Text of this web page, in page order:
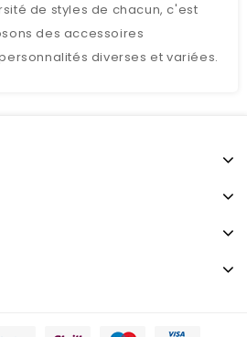
de styles de chacun, c'est
des accessoires
diverses et variées.